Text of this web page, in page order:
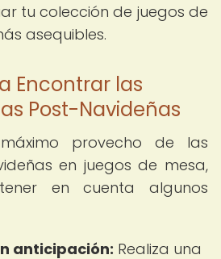
tu colección de juegos de
asequibles.
Encontrar las
Post-Navideñas
provecho de las
en juegos de mesa,
en cuenta algunos
anticipación: Realiza una